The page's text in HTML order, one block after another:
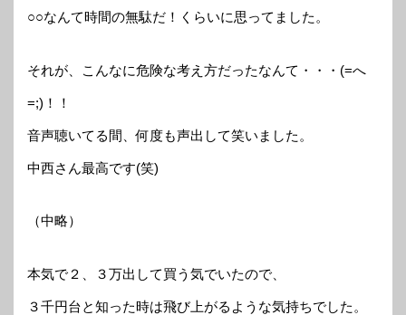
○○なんて時間の無駄だ！くらいに思ってました。
それが、こんなに危険な考え方だったなんて・・・(=へ
=;)！！
音声聴いてる間、何度も声出して笑いました。
中西さん最高です(笑)
（中略）
本気で２、３万出して買う気でいたので、
３千円台と知った時は飛び上がるような気持ちでした。